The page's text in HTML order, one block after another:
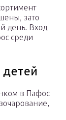
зато
день. Вход
среди
в Пафос